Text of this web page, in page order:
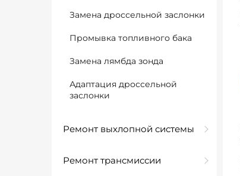
Замена дроссельной заслонки
Промывка топливного бака
Замена лямбда зонда
Адаптация дроссельной
заслонки
Ремонт выхлопной системы
Ремонт трансмиссии